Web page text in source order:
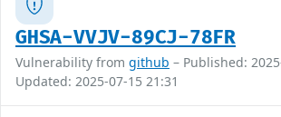
GHSA-VVJV-89CJ-78FR
Vulnerability from github – Published:
Updated: 2025-07-15 21:31